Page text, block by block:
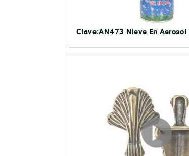
Clave:AN473 Nieve En Aerosol